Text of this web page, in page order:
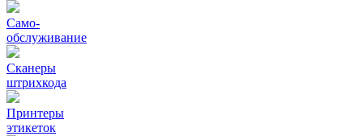
Само-
обслуживание
Сканеры
штрихкода
Принтеры
этикеток